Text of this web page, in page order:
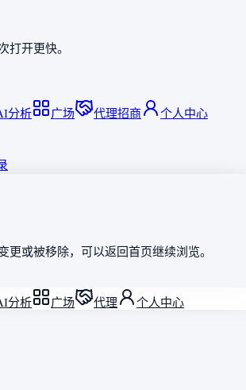
打开更快。
分析 广场 代理招商 个人中心
更或被移除，可以返回 首页继续浏览。
分析 广场 代理 个人中心